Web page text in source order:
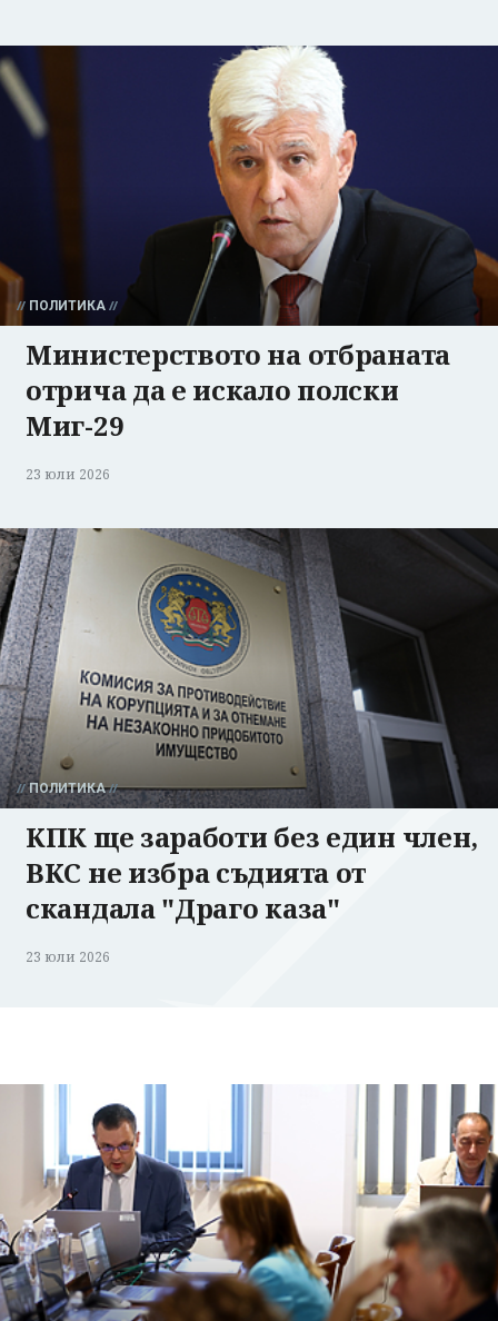
ПОЛИТИКА
Министерството на отбраната
отрича да е искало полски
Миг-29
23 юли 2026
ПОЛИТИКА
КПК ще заработи без един член,
ВКС не избра съдията от
скандала "Драго каза"
23 юли 2026